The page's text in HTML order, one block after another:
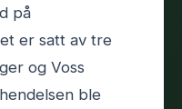
på
er satt av tre
og Voss
ble